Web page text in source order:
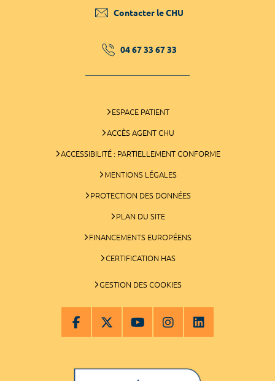
Contacter le CHU
04 67 33 67 33
ESPACE PATIENT
ACCÈS AGENT CHU
ACCESSIBILITÉ : PARTIELLEMENT CONFORME
MENTIONS LÉGALES
PROTECTION DES DONNÉES
PLAN DU SITE
FINANCEMENTS EUROPÉENS
CERTIFICATION HAS
GESTION DES COOKIES